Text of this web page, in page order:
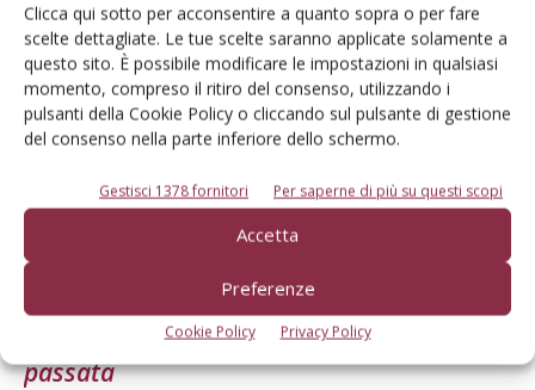
Clicca qui sotto per acconsentire a quanto sopra o per fare
scelte dettagliate. Le tue scelte saranno applicate solamente a
questo sito. È possibile modificare le impostazioni in qualsiasi
momento, compreso il ritiro del consenso, utilizzando i
pulsanti della Cookie Policy o cliccando sul pulsante di gestione
del consenso nella parte inferiore dello schermo.
Gestisci 1378 fornitori Per saperne di più su questi scopi
Accetta
Preferenze
Cookie Policy Privacy Policy
Dalla stessa categoria
PERO
Produzione di pere in Italia: più
17% rispetto alla stagione
passata